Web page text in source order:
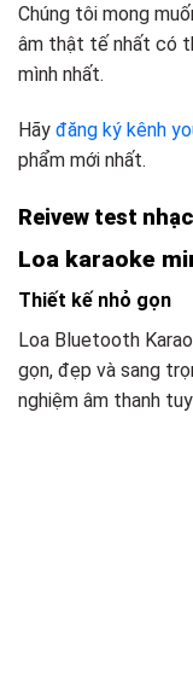
Chúng tôi mong
âm thật tế nhất có
mình nhất.
Hãy đăng ký kênh
phẩm mới nhất.
Reivew test
Loa karaoke
Thiết kế nhỏ gọn
Loa Bluetooth
gọn, đẹp và sang
nghiệm âm thanh